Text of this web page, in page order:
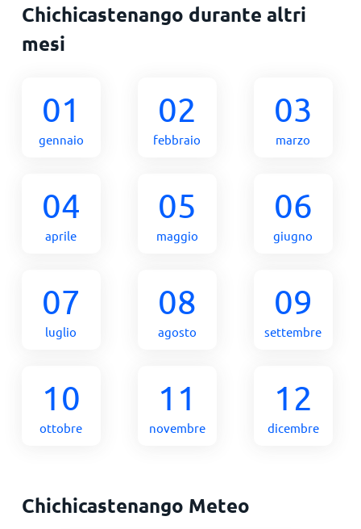
Chichicastenango durante altri
mesi
01
gennaio
02
febbraio
03
marzo
04
aprile
05
maggio
06
giugno
07
luglio
08
agosto
09
settembre
10
ottobre
11
novembre
12
dicembre
Chichicastenango Meteo